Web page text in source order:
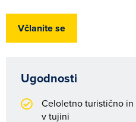
Včlanite se
Ugodnosti
Celoletno turistično
v tujini